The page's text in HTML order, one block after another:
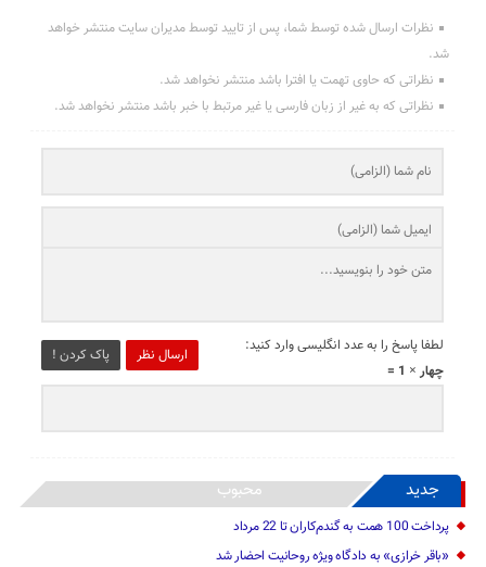
نظرات ارسال شده توسط شما، پس از تایید توسط مدیران سایت منتشر خواهد
شد.
نظراتی که حاوی تهمت یا افترا باشد منتشر نخواهد شد.
نظراتی که به غیر از زبان فارسی یا غیر مرتبط با خبر باشد منتشر نخواهد شد.
ارسال نظر پاک کردن !
لطفا پاسخ را به عدد انگلیسی وارد کنید:
چهار × 1 =
جدید محبوب
پرداخت 100 همت به گندم‌کاران تا 22 مرداد
«باقر خرازی» به دادگاه ویژه روحانیت احضار شد